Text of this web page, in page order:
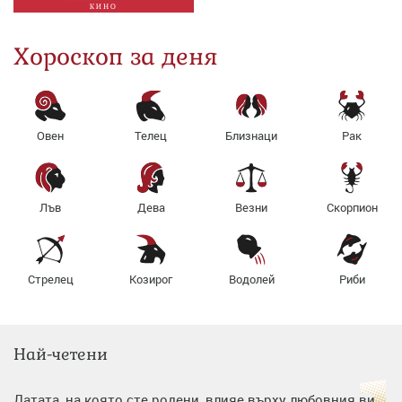
КИНО
Хороскоп за деня
Овен Телец Близнаци Рак
Лъв Дева Везни Скорпион
Стрелец Козирог Водолей Риби
Най-четени